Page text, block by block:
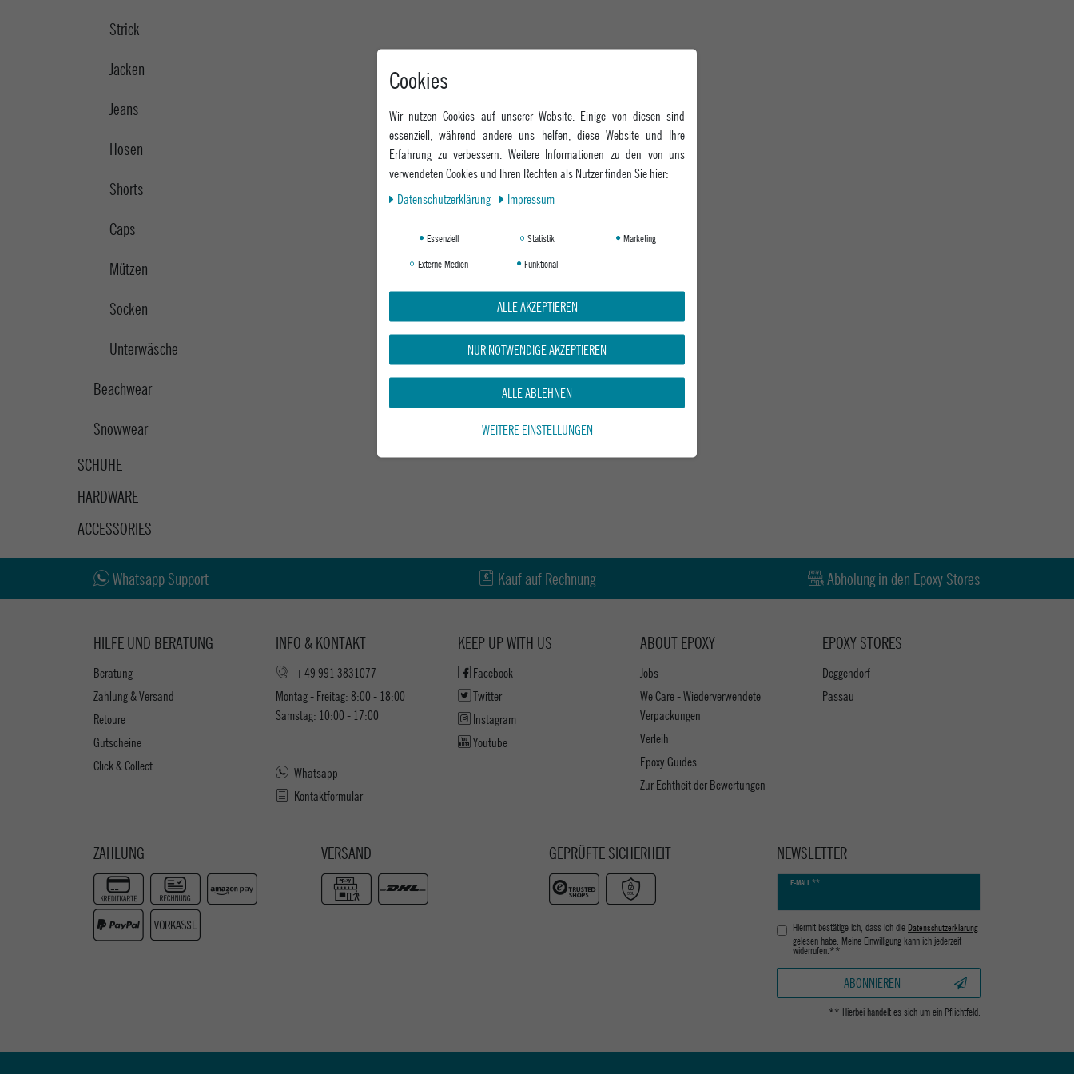
Strick
Jacken
Jeans
Hosen
Shorts
Caps
Mützen
Socken
Unterwäsche
Beachwear
Snowwear
SCHUHE
HARDWARE
ACCESSORIES
Whatsapp Support Kauf auf Rechnung Abholung in den Epoxy Stores
HILFE UND BERATUNG
Beratung
Zahlung & Versand
Retoure
Gutscheine
Click & Collect
INFO & KONTAKT
+49 991 3831077
Montag - Freitag: 8:00 - 18:00
Samstag: 10:00 - 17:00
Whatsapp
Kontaktformular
ABOUT EPOXY
Jobs
We Care - Wiederverwendete
Verpackungen
Verleih
Epoxy Guides
Zur Echtheit der Bewertungen
EPOXY STORES
Deggendorf
Passau
KEEP UP WITH US
Facebook
Twitter
Instagram
Youtube
ZAHLUNG VERSAND GEPRÜFTE SICHERHEIT NEWSLETTER
E-MAIL **
Newsletter
Hiermit bestätige ich, dass ich die Daten­schutz­erklärung
gelesen habe. Meine Einwilligung kann ich jederzeit
widerrufen.**
ABONNIEREN
** Hierbei handelt es sich um ein Pflichtfeld.
Cookies
Wir nutzen Cookies auf unserer Website. Einige von diesen sind
essenziell, während andere uns helfen, diese Website und Ihre
Erfahrung zu verbessern. Weitere Informationen zu den von uns
verwendeten Cookies und Ihren Rechten als Nutzer finden Sie hier:
Daten­schutz­erklärung
Impressum
Essenziell Statistik
Marketing
Externe Medien
Funktional
ALLE AKZEPTIEREN
NUR NOTWENDIGE AKZEPTIEREN
ALLE ABLEHNEN
WEITERE EINSTELLUNGEN